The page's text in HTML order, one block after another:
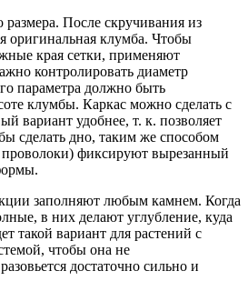
После скручивания из
оригинальная клумба. Чтобы
края сетки, применяют
контролировать диаметр
параметра должно быть
клумбы. Каркас можно сделать с
вариант удобнее, т. к. позволяет
сделать дно, таким же способом
проволоки) фиксируют вырезанный
заполняют любым камнем. Когда
в них делают углубление, куда
такой вариант для растений с
чтобы она не
достаточно сильно и